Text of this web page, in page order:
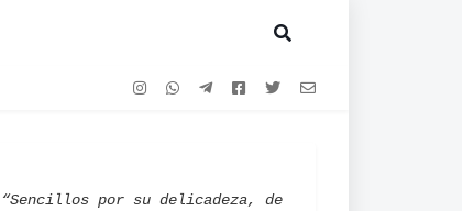
“Sencillos por su delicadeza, de